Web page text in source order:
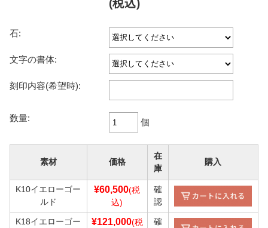
(税込)
石:
文字の書体:
刻印内容(希望時):
数量: 個
素材 価格
在
庫
購入
K10イエローゴー
ルド
¥60,500(税
込)
確
認
K18イエローゴー
¥121,000(税
確